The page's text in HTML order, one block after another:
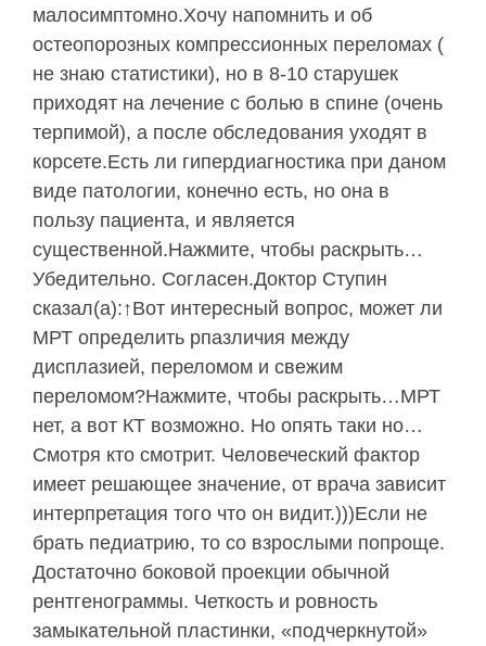
малосимптомно.Хочу напомнить и об
остеопорозных компрессионных переломах (
не знаю статистики), но в 8-10 старушек
приходят на лечение с болью в спине (очень
терпимой), а после обследования уходят в
корсете.Есть ли гипердиагностика при даном
виде патологии, конечно есть, но она в
пользу пациента, и является
существенной.Нажмите, чтобы раскрыть…
Убедительно. Согласен.Доктор Ступин
сказал(а):↑Вот интересный вопрос, может ли
МРТ определить рпазличия между
дисплазией, переломом и свежим
переломом?Нажмите, чтобы раскрыть…МРТ
нет, а вот КТ возможно. Но опять таки но…
Смотря кто смотрит. Человеческий фактор
имеет решающее значение, от врача зависит
интерпретация того что он видит.)))Если не
брать педиатрию, то со взрослыми попроще.
Достаточно боковой проекции обычной
рентгенограммы. Четкость и ровность
замыкательной пластинки, «подчеркнутой»